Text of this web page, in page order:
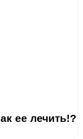
ее лечить!?